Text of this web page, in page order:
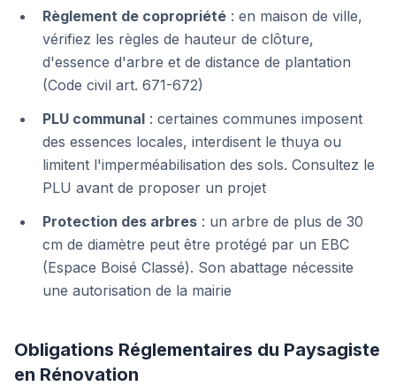
Règlement de copropriété : en maison de ville,
vérifiez les règles de hauteur de clôture,
d'essence d'arbre et de distance de plantation
(Code civil art. 671-672)
PLU communal : certaines communes imposent
des essences locales, interdisent le thuya ou
limitent l'imperméabilisation des sols. Consultez le
PLU avant de proposer un projet
Protection des arbres : un arbre de plus de 30
cm de diamètre peut être protégé par un EBC
(Espace Boisé Classé). Son abattage nécessite
une autorisation de la mairie
Obligations Réglementaires du Paysagiste
en Rénovation